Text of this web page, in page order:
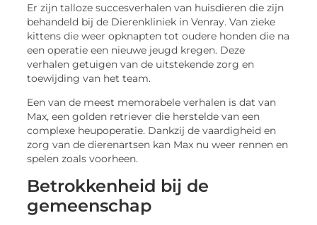
Er zijn talloze succesverhalen van huisdieren die zijn
behandeld bij de Dierenkliniek in Venray. Van zieke
kittens die weer opknapten tot oudere honden die na
een operatie een nieuwe jeugd kregen. Deze
verhalen getuigen van de uitstekende zorg en
toewijding van het team.
Een van de meest memorabele verhalen is dat van
Max, een golden retriever die herstelde van een
complexe heupoperatie. Dankzij de vaardigheid en
zorg van de dierenartsen kan Max nu weer rennen en
spelen zoals voorheen.
Betrokkenheid bij de
gemeenschap